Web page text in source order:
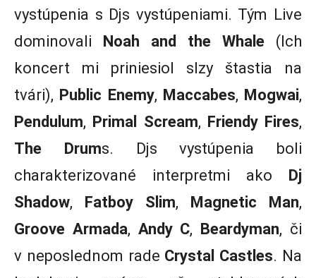
vystúpenia s Djs vystúpeniami. Tým Live
dominovali Noah and the Whale (Ich
koncert mi priniesiol slzy štastia na
tvári), Public Enemy, Maccabes, Mogwai,
Pendulum, Primal Scream, Friendy Fires,
The Drums. Djs vystúpenia boli
charakterizované interpretmi ako Dj
Shadow, Fatboy Slim, Magnetic Man,
Groove Armada, Andy C, Beardyman, či
v neposlednom rade Crystal Castles. Na